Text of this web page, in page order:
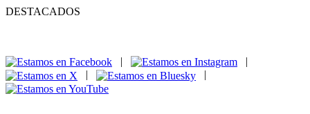
DESTACADOS
|
|
|
|